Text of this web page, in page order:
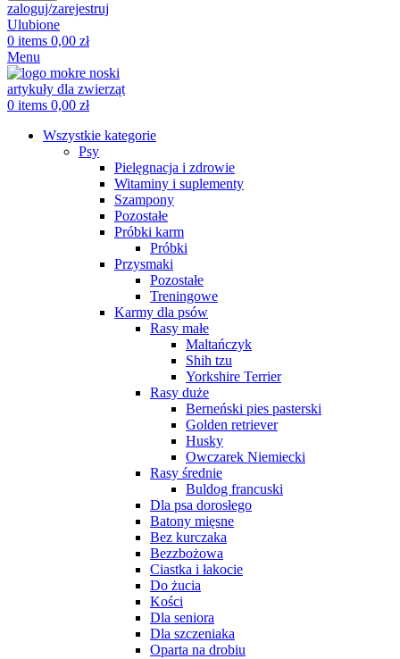
zaloguj/zarejestruj
Ulubione
0 items 0,00 zł
Menu
0 items 0,00 zł
Wszystkie kategorie
Psy
Pielęgnacja i zdrowie
Witaminy i suplementy
Szampony
Pozostałe
Próbki karm
Próbki
Przysmaki
Pozostałe
Treningowe
Karmy dla psów
Rasy małe
Maltańczyk
Shih tzu
Yorkshire Terrier
Rasy duże
Berneński pies pasterski
Golden retriever
Husky
Owczarek Niemiecki
Rasy średnie
Buldog francuski
Dla psa dorosłego
Batony mięsne
Bez kurczaka
Bezzbożowa
Ciastka i łakocie
Do żucia
Kości
Dla seniora
Dla szczeniaka
Oparta na drobiu